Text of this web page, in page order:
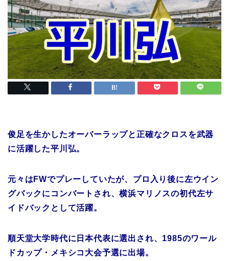
俊足を生かしたオーバーラップと正確なクロスを武器
に活躍した平川弘。
元々はFWでプレーしていたが、プロ入り後に左ウイン
グバックにコンバートされ、横浜マリノスの初代左サ
イドバックとして活躍。
順天堂大学時代に日本代表に選出され、1985のワール
ドカップ・メキシコ大会予選に出場。